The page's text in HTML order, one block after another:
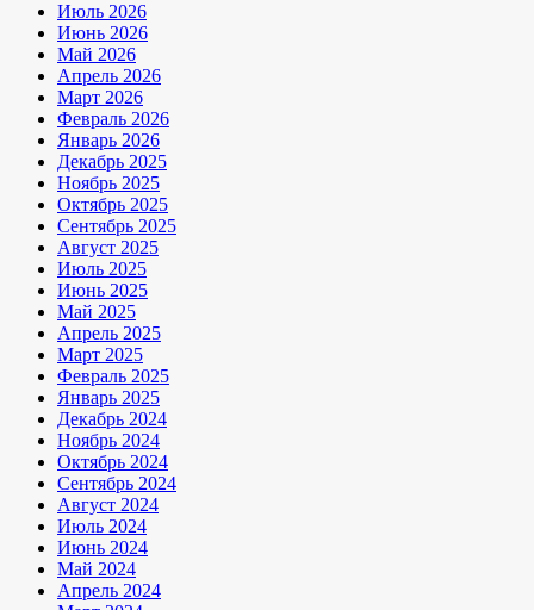
Июль 2026
Июнь 2026
Май 2026
Апрель 2026
Март 2026
Февраль 2026
Январь 2026
Декабрь 2025
Ноябрь 2025
Октябрь 2025
Сентябрь 2025
Август 2025
Июль 2025
Июнь 2025
Май 2025
Апрель 2025
Март 2025
Февраль 2025
Январь 2025
Декабрь 2024
Ноябрь 2024
Октябрь 2024
Сентябрь 2024
Август 2024
Июль 2024
Июнь 2024
Май 2024
Апрель 2024